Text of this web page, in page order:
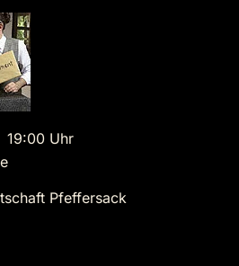
Uhr
Pfeffersack